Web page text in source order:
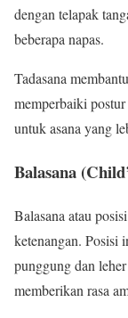
dengan telapak
beberapa napas.
Tadasana
memperbaiki
untuk asana yang
Balasana
Balasana atau
ketenangan. Posisi
punggung dan
memberikan rasa